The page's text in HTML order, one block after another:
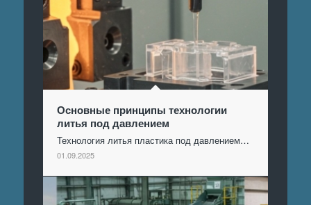
Основные принципы технологии
литья под давлением
Технология литья пластика под давлением…
01.09.2025